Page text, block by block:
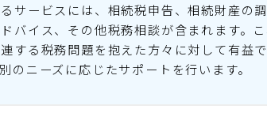
サービスには、相続税申告、相続財産の調
バイス、その他税務相談が含まれます。
する税務問題を抱えた方々に対して有益で
のニーズに応じたサポートを行います。